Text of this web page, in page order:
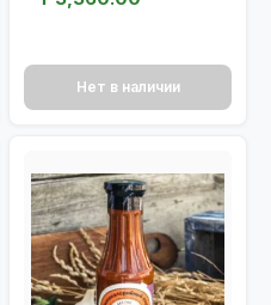
Нет в наличии